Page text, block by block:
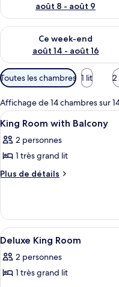
août 8 - août 9
Ce week-end
août 14 - août 16
Vérifier la disponibilité
Filtres
disponibles
pour
les
chambres
Toutes les chambres 1 lit 2
Affichage de 14 chambres sur
Afficher
toutes
les
photos
pour
de
chambre :
King
Room
with
1
King Room with Balcony
2 personnes
1 très grand lit
Plus de détails
Plus
le
type
de
King
Room
Afficher
toutes
les
photos
4
Deluxe King Room
2 personnes
1 très grand lit